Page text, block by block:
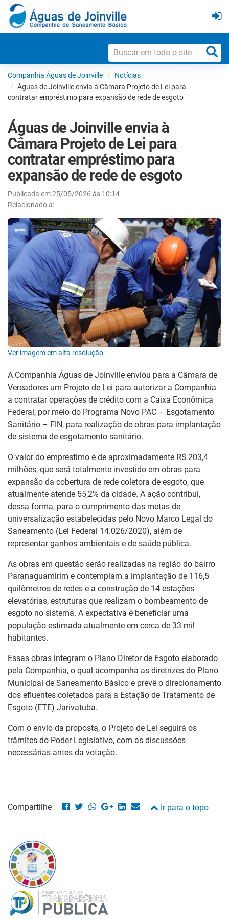
Companhia Águas de Joinville
Notícias
Águas de Joinville envia à Câmara Projeto de Lei para
contratar empréstimo para expansão de rede de esgoto
Águas de Joinville envia à
Câmara Projeto de Lei para
contratar empréstimo para
expansão de rede de esgoto
Publicada em 25/05/2026 às 10:14
Relacionado a:
Ver imagem em alta resolução
A Companhia Águas de Joinville enviou para a Câmara de
Vereadores um Projeto de Lei para autorizar a Companhia
a contratar operações de crédito com a Caixa Econômica
Federal, por meio do Programa Novo PAC – Esgotamento
Sanitário – FIN, para realização de obras para implantação
de sistema de esgotamento sanitário.
O valor do empréstimo é de aproximadamente R$ 203,4
milhões, que será totalmente investido em obras para
expansão da cobertura de rede coletora de esgoto, que
atualmente atende 55,2% da cidade. A ação contribui,
dessa forma, para o cumprimento das metas de
universalização estabelecidas pelo Novo Marco Legal do
Saneamento (Lei Federal 14.026/2020), além de
representar ganhos ambientais e de saúde pública.
As obras em questão serão realizadas na região do bairro
Paranaguamirim e contemplam a implantação de 116,5
quilômetros de redes e a construção de 14 estações
elevatórias, estruturas que realizam o bombeamento de
esgoto no sistema. A expectativa é beneficiar uma
população estimada atualmente em cerca de 33 mil
habitantes.
Essas obras integram o Plano Diretor de Esgoto elaborado
pela Companhia, o qual acompanha as diretrizes do Plano
Municipal de Saneamento Básico e prevê o direcionamento
dos efluentes coletados para a Estação de Tratamento de
Esgoto (ETE) Jarivatuba.
Com o envio da proposta, o Projeto de Lei seguirá os
trâmites do Poder Legislativo, com as discussões
necessárias antes da votação.
Compartilhe Ir para o topo